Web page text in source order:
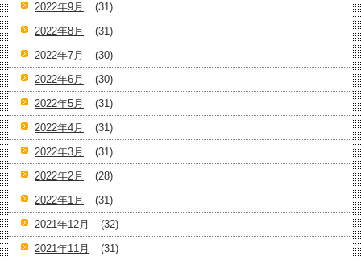
2022年9月
(31)
2022年8月
(31)
2022年7月
(30)
2022年6月
(30)
2022年5月
(31)
2022年4月
(31)
2022年3月
(31)
2022年2月
(28)
2022年1月
(31)
2021年12月
(32)
2021年11月
(31)